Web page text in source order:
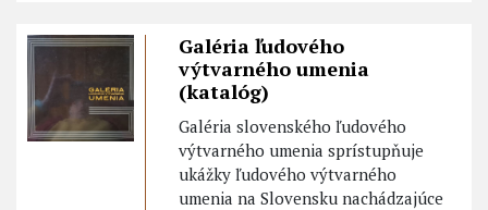
Galéria ľudového
výtvarného umenia
(katalóg)
Galéria slovenského ľudového
výtvarného umenia sprístupňuje
ukážky ľudového výtvarného
umenia na Slovensku nachádzajúce